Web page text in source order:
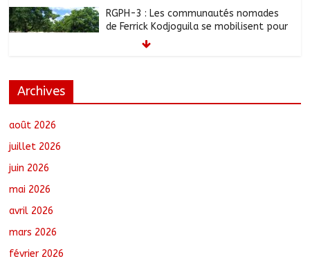
RGPH-3 : Les communautés nomades
de Ferrick Kodjoguila se mobilisent pour
le recensement
de FCFA pour former 100 jeunes
Archives
août 2026
juillet 2026
juin 2026
mai 2026
avril 2026
mars 2026
février 2026